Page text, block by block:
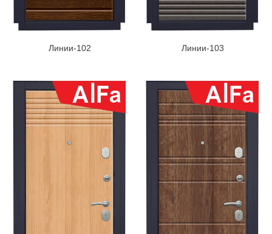
Линии-102 Линии-103